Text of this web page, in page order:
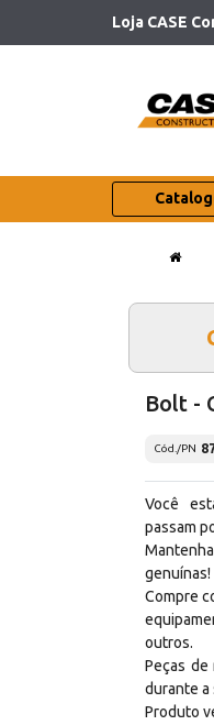
Loja CASE
Bolt -
Cód./PN
Você
passam
genuínas!
Compre
outros.
Peças de
durante a
Produto